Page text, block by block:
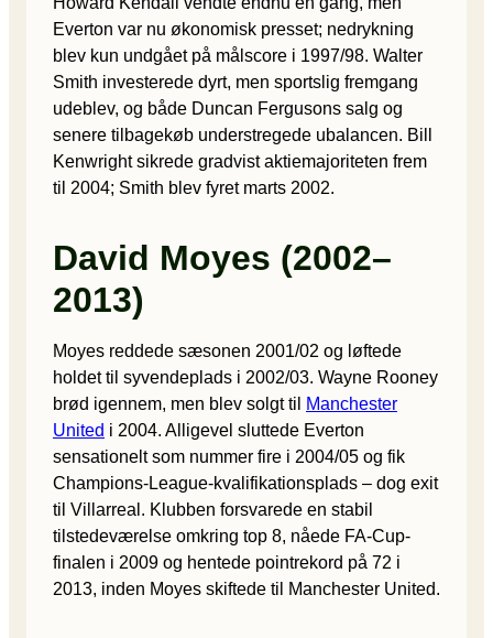
Everton var nu økonomisk presset; nedrykning
blev kun undgået på målscore i 1997/98. Walter
Smith investerede dyrt, men sportslig fremgang
udeblev, og både Duncan Fergusons salg og
senere tilbagekøb understregede ubalancen. Bill
Kenwright sikrede gradvist aktiemajoriteten frem
til 2004; Smith blev fyret marts 2002.
David Moyes (2002–
2013)
Moyes reddede sæsonen 2001/02 og løftede
holdet til syvendeplads i 2002/03. Wayne Rooney
brød igennem, men blev solgt til
Manchester
United i 2004. Alligevel sluttede Everton
sensationelt som nummer fire i 2004/05 og fik
Champions-League-kvalifikationsplads – dog exit
til Villarreal. Klubben forsvarede en stabil
tilstedeværelse omkring top 8, nåede FA-Cup-
finalen i 2009 og hentede pointrekord på 72 i
2013, inden Moyes skiftede til Manchester United.